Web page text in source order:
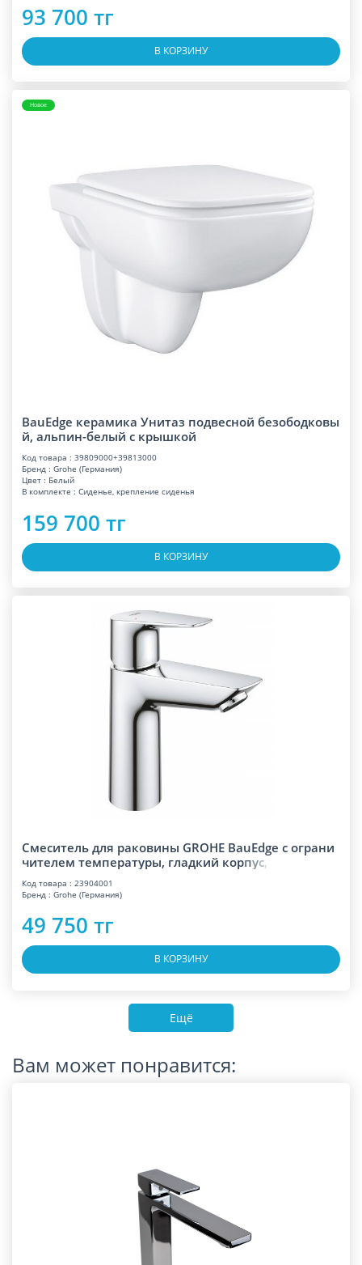
93 700 тг
В КОРЗИНУ
Новое
BauEdge керамика Унитаз подвесной безободковы
й, альпин-белый с крышкой
Код товара : 39809000+39813000
Бренд : Grohe (Германия)
Цвет : Белый
В комплекте : Сиденье, крепление сиденья
159 700 тг
В КОРЗИНУ
Смеситель для раковины GROHE BauEdge с ограни
чителем температуры, гладкий корпус,
Код товара : 23904001
Бренд : Grohe (Германия)
49 750 тг
В КОРЗИНУ
Ещё
Вам может понравится: